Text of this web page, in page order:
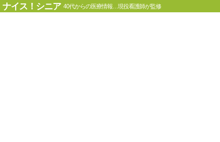
ナイス！シニア 40代からの医療情報…現役看護師が監修